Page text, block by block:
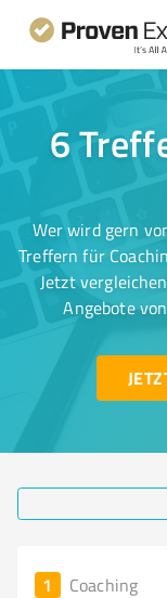
6
Wer wird gern
Treffern für
Jetzt
Angebote
1 Coaching